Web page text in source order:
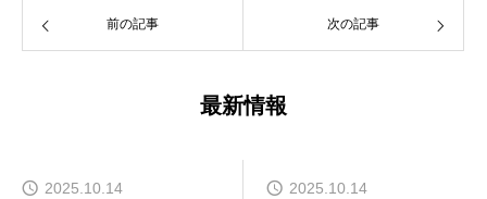
前の記事 次の記事
最新情報
2025.10.14 2025.10.14